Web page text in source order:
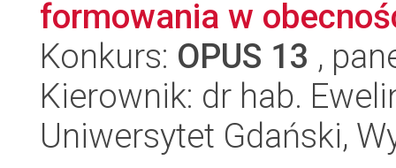
formowania w
Konkurs: OPUS 13 ,
Kierownik: dr hab.
Uniwersytet Gdański,